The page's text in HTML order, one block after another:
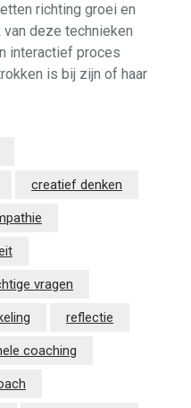
richting groei en
deze technieken
interactief proces
is bij zijn of haar
creatief denken
vragen
reflectie
coaching